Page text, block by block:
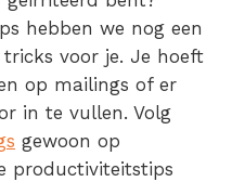
hebben we nog een
voor je. Je hoeft
op mailings of er
in te vullen. Volg
gewoon op
productiviteitstips